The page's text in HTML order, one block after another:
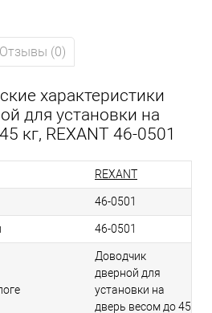
Отзывы (0)
характеристики
для установки на
кг, REXANT 46-0501
REXANT
46-0501
46-0501
Доводчик
дверной для
установки на
дверь весом до 45